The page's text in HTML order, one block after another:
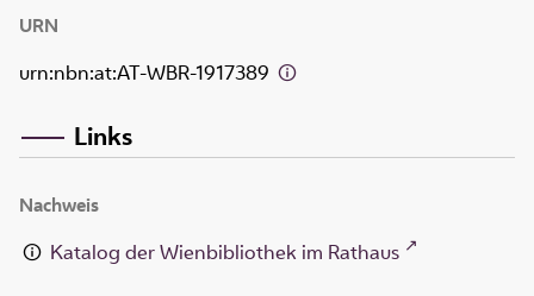
URN
urn:nbn:at:AT-WBR-1917389
Links
Nachweis
Katalog der Wienbibliothek im Rathaus